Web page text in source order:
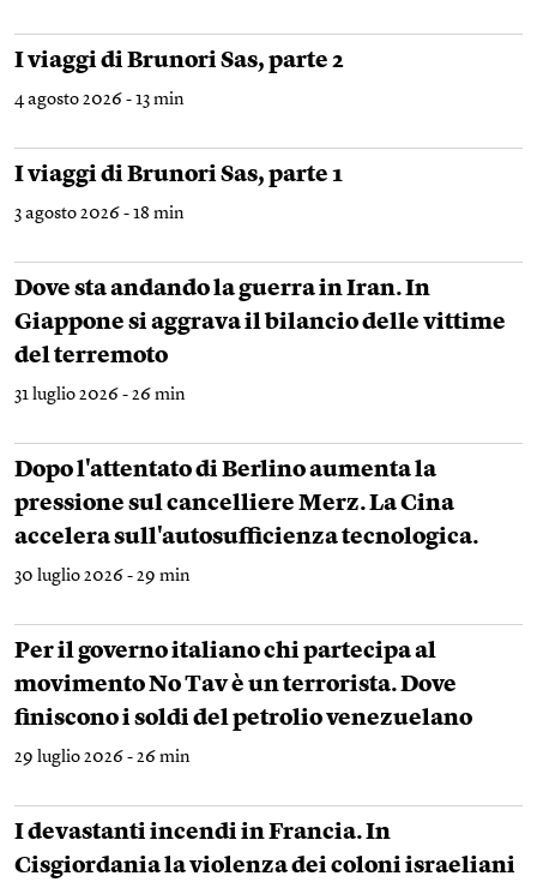
I viaggi di Brunori Sas, parte 2
4 agosto 2026 - 13 min
I viaggi di Brunori Sas, parte 1
3 agosto 2026 - 18 min
Dove sta andando la guerra in Iran. In
Giappone si aggrava il bilancio delle vittime
del terremoto
31 luglio 2026 - 26 min
Dopo l'attentato di Berlino aumenta la
pressione sul cancelliere Merz. La Cina
accelera sull'autosufficienza tecnologica.
30 luglio 2026 - 29 min
Per il governo italiano chi partecipa al
movimento No Tav è un terrorista. Dove
finiscono i soldi del petrolio venezuelano
29 luglio 2026 - 26 min
I devastanti incendi in Francia. In
Cisgiordania la violenza dei coloni israeliani